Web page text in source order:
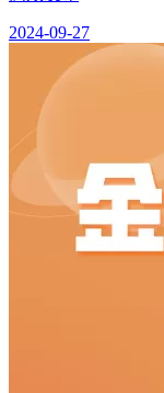
2024-09-27